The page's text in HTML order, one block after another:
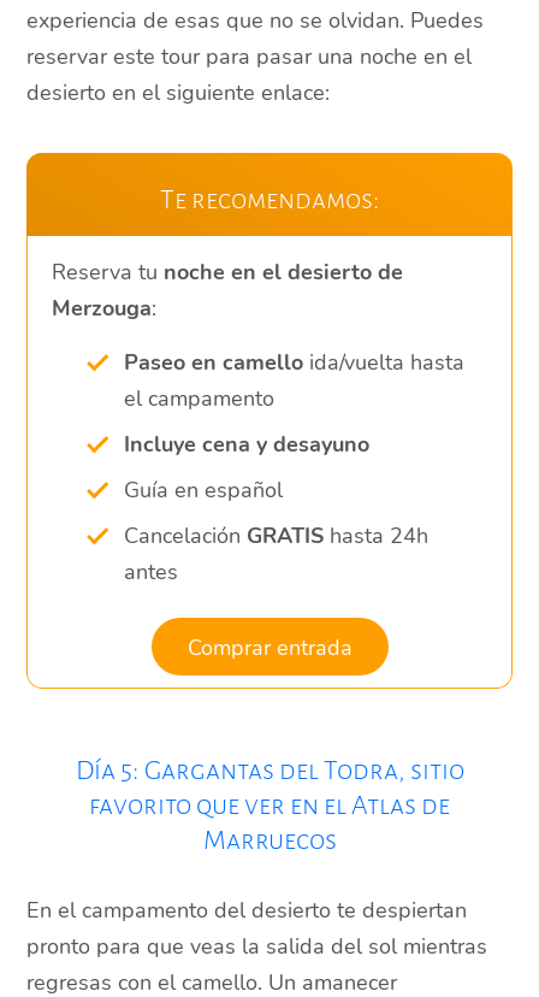
experiencia de esas que no se olvidan. Puedes
reservar este tour para pasar una noche en el
desierto en el siguiente enlace:
Te recomendamos:
Reserva tu noche en el desierto de
Merzouga:
Paseo en camelloida/vuelta hasta
el campamento
Incluye cena y desayuno
Guía en español
Cancelación GRATIShasta 24h
antes
Comprar entrada
Día 5: Gargantas del Todra, sitio
favorito que ver en el Atlas de
Marruecos
En el campamento del desierto te despiertan
pronto para que veas la salida del sol mientras
regresas con el camello. Un amanecer